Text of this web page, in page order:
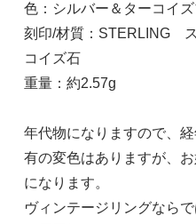
色：シルバー＆ターコイ
刻印/材質：STERLING
コイズ石
重量：約2.57g
年代物になりますので、
有の変色はありますが、
になります。
ヴィンテージリングなら